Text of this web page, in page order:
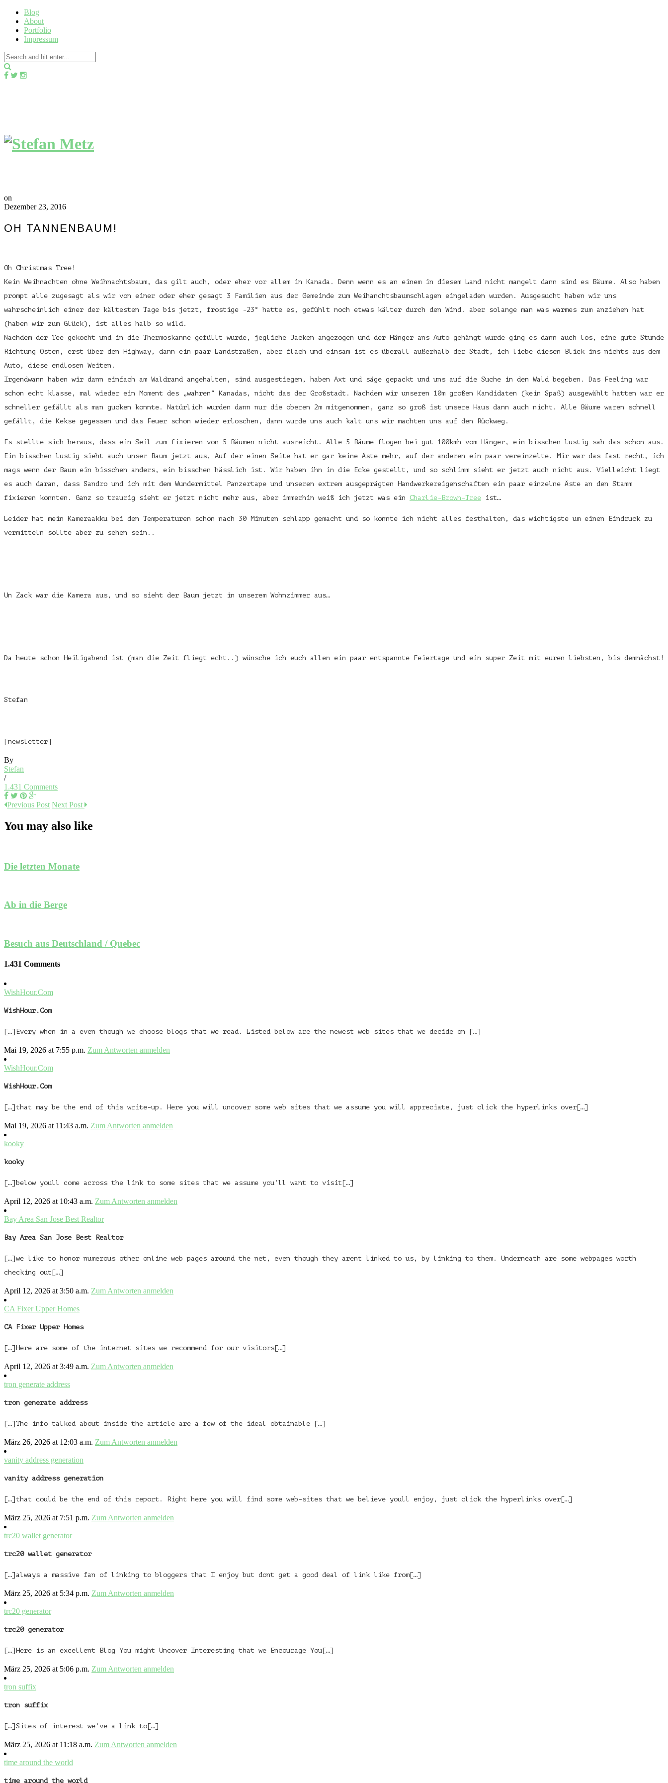
Blog
About
Portfolio
Impressum
on
Dezember 23, 2016
OH TANNENBAUM!
Oh Christmas Tree!
Kein Weihnachten ohne Weihnachtsbaum, das gilt auch, oder eher vor allem in Kanada. Denn wenn es an einem in diesem Land nicht mangelt dann sind es Bäume. Also haben
prompt alle zugesagt als wir von einer oder eher gesagt 3 Familien aus der Gemeinde zum Weihanchtsbaumschlagen eingeladen wurden. Ausgesucht haben wir uns
wahrscheinlich einer der kältesten Tage bis jetzt, frostige -23° hatte es, gefühlt noch etwas kälter durch den Wind. aber solange man was warmes zum anziehen hat
(haben wir zum Glück), ist alles halb so wild.
Nachdem der Tee gekocht und in die Thermoskanne gefüllt wurde, jegliche Jacken angezogen und der Hänger ans Auto gehängt wurde ging es dann auch los, eine gute Stunde
Richtung Osten, erst über den Highway, dann ein paar Landstraßen, aber flach und einsam ist es überall außerhalb der Stadt, ich liebe diesen Blick ins nichts aus dem
Auto, diese endlosen Weiten.
Irgendwann haben wir dann einfach am Waldrand angehalten, sind ausgestiegen, haben Axt und säge gepackt und uns auf die Suche in den Wald begeben. Das Feeling war
schon echt klasse, mal wieder ein Moment des „wahren“ Kanadas, nicht das der Großstadt. Nachdem wir unseren 10m großen Kandidaten (kein Spaß) ausgewählt hatten war er
schneller gefällt als man gucken konnte. Natürlich wurden dann nur die oberen 2m mitgenommen, ganz so groß ist unsere Haus dann auch nicht. Alle Bäume waren schnell
gefällt, die Kekse gegessen und das Feuer schon wieder erloschen, dann wurde uns auch kalt uns wir machten uns auf den Rückweg.
Es stellte sich heraus, dass ein Seil zum fixieren von 5 Bäumen nicht ausreicht. Alle 5 Bäume flogen bei gut 100kmh vom Hänger, ein bisschen lustig sah das schon aus.
Ein bisschen lustig sieht auch unser Baum jetzt aus, Auf der einen Seite hat er gar keine Äste mehr, auf der anderen ein paar vereinzelte. Mir war das fast recht, ich
mags wenn der Baum ein bisschen anders, ein bisschen hässlich ist. Wir haben ihn in die Ecke gestellt, und so schlimm sieht er jetzt auch nicht aus. Vielleicht liegt
es auch daran, dass Sandro und ich mit dem Wundermittel Panzertape und unseren extrem ausgeprägten Handwerkereigenschaften ein paar einzelne Äste an den Stamm
fixieren konnten. Ganz so traurig sieht er jetzt nicht mehr aus, aber immerhin weiß ich jetzt was ein Charlie-Brown-Tree ist…
Leider hat mein Kameraakku bei den Temperaturen schon nach 30 Minuten schlapp gemacht und so konnte ich nicht alles festhalten, das wichtigste um einen Eindruck zu
vermitteln sollte aber zu sehen sein..
Un Zack war die Kamera aus, und so sieht der Baum jetzt in unserem Wohnzimmer aus…
Da heute schon Heiligabend ist (man die Zeit fliegt echt..) wünsche ich euch allen ein paar entspannte Feiertage und ein super Zeit mit euren liebsten, bis demnächst!
Stefan
[newsletter]
By
Stefan
/
1.431 Comments
Previous Post Next Post
You may also like
Die letzten Monate
Ab in die Berge
Besuch aus Deutschland / Quebec
1.431 Comments
WishHour.Com
WishHour.Com
[…]Every when in a even though we choose blogs that we read. Listed below are the newest web sites that we decide on […]
Mai 19, 2026 at 7:55 p.m. Zum Antworten anmelden
WishHour.Com
WishHour.Com
[…]that may be the end of this write-up. Here you will uncover some web sites that we assume you will appreciate, just click the hyperlinks over[…]
Mai 19, 2026 at 11:43 a.m. Zum Antworten anmelden
kooky
kooky
[…]below youll come across the link to some sites that we assume you’ll want to visit[…]
April 12, 2026 at 10:43 a.m. Zum Antworten anmelden
Bay Area San Jose Best Realtor
Bay Area San Jose Best Realtor
[…]we like to honor numerous other online web pages around the net, even though they arent linked to us, by linking to them. Underneath are some webpages worth
checking out[…]
April 12, 2026 at 3:50 a.m. Zum Antworten anmelden
CA Fixer Upper Homes
CA Fixer Upper Homes
[…]Here are some of the internet sites we recommend for our visitors[…]
April 12, 2026 at 3:49 a.m. Zum Antworten anmelden
tron generate address
tron generate address
[…]The info talked about inside the article are a few of the ideal obtainable […]
März 26, 2026 at 12:03 a.m. Zum Antworten anmelden
vanity address generation
vanity address generation
[…]that could be the end of this report. Right here you will find some web-sites that we believe youll enjoy, just click the hyperlinks over[…]
März 25, 2026 at 7:51 p.m. Zum Antworten anmelden
trc20 wallet generator
trc20 wallet generator
[…]always a massive fan of linking to bloggers that I enjoy but dont get a good deal of link like from[…]
März 25, 2026 at 5:34 p.m. Zum Antworten anmelden
trc20 generator
trc20 generator
[…]Here is an excellent Blog You might Uncover Interesting that we Encourage You[…]
März 25, 2026 at 5:06 p.m. Zum Antworten anmelden
tron suffix
tron suffix
[…]Sites of interest we’ve a link to[…]
März 25, 2026 at 11:18 a.m. Zum Antworten anmelden
time around the world
time around the world